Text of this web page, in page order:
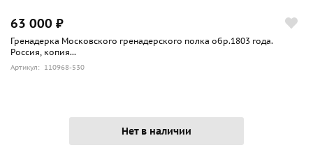
63 000 ₽
Гренадерка Московского гренадерского полка обр.1803 года.
Россия, копия...
Артикул: 110968-530
Нет в наличии